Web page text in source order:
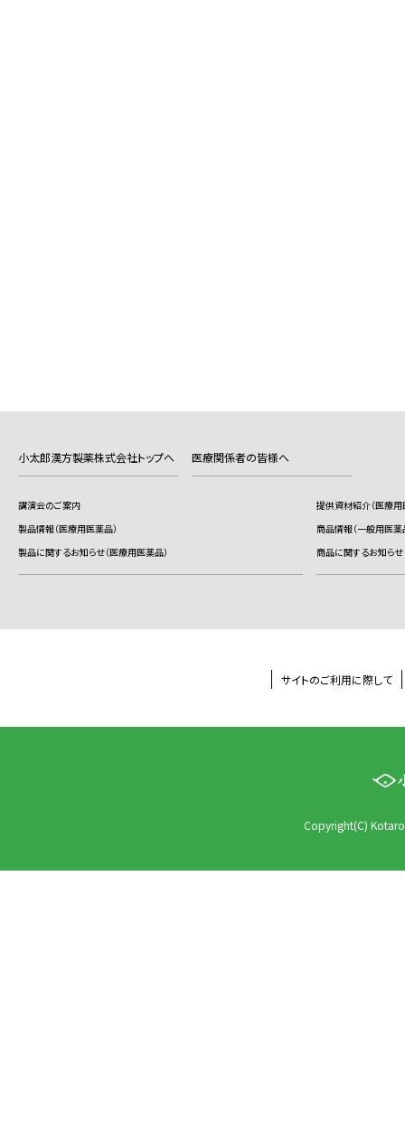
小太郎漢方製薬株式会社トップへ 医療関係者の皆様へ
講演会のご案内
製品情報（医療用医薬品）
製品に関するお知らせ（医療用医薬品）
提供資材紹介（医療用
商品情報（一般用医薬
商品に関するお知らせ
サイトのご利用に際して
Copyright(C)